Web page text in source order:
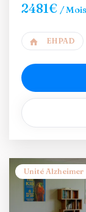
2481€ / Mois
EHPAD
Unité Alzheimer